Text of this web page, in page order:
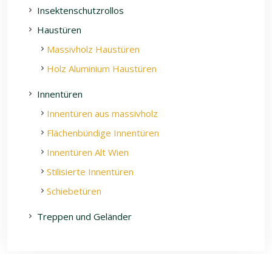
Insektenschutzrollos
Haustüren
Massivholz Haustüren
Holz Aluminium Haustüren
Innentüren
Innentüren aus massivholz
Flächenbündige Innentüren
Innentüren Alt Wien
Stilisierte Innentüren
Schiebetüren
Treppen und Geländer